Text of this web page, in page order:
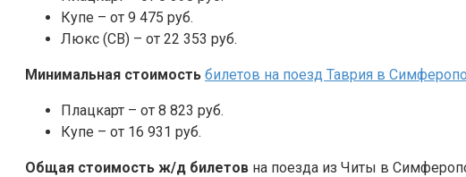
Купе – от 9 475 руб.
Люкс (СВ) – от 22 353 руб.
Минимальная стоимость билетов на поезд Таврия в
Плацкарт – от 8 823 руб.
Купе – от 16 931 руб.
Общая стоимость ж/д билетов на поезда из Читы в